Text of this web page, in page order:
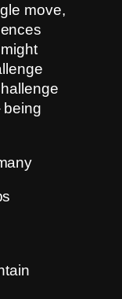
move,
being